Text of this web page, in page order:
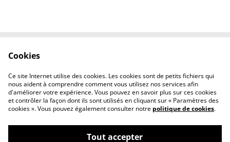
Contactez-nous
Politique de
confidentialité
Politique de
cookies
Cookies
Ce site Internet utilise des cookies. Les cookies sont de petits fichiers qui
nous aident à comprendre comment vous utilisez nos services afin
d'améliorer votre expérience. Vous pouvez en savoir plus sur ces cookies
et contrôler la façon dont ils sont utilisés en cliquant sur « Paramètres des
cookies ». Vous pouvez également consulter notre politique de cookies.
Tout accepter